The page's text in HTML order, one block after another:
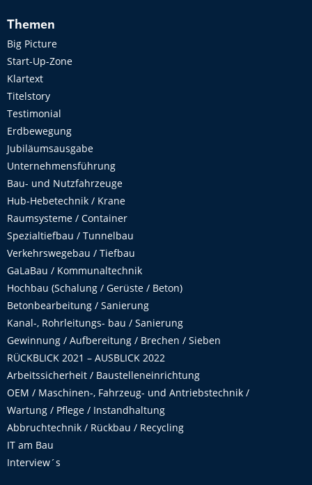
Themen
Big Picture
Start-Up-Zone
Klartext
Titelstory
Testimonial
Erdbewegung
Jubiläumsausgabe
Unternehmensführung
Bau- und Nutzfahrzeuge
Hub-Hebetechnik / Krane
Raumsysteme / Container
Spezialtiefbau / Tunnelbau
Verkehrswegebau / Tiefbau
GaLaBau / Kommunaltechnik
Hochbau (Schalung / Gerüste / Beton)
Betonbearbeitung / Sanierung
Kanal-, Rohrleitungs- bau / Sanierung
Gewinnung / Aufbereitung / Brechen / Sieben
RÜCKBLICK 2021 – AUSBLICK 2022
Arbeitssicherheit / Baustelleneinrichtung
OEM / Maschinen-, Fahrzeug- und Antriebstechnik /
Wartung / Pflege / Instandhaltung
Abbruchtechnik / Rückbau / Recycling
IT am Bau
Interview´s